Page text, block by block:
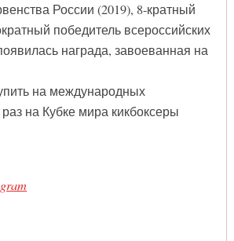
России (2019), 8-кратный
победитель всероссийских
награда, завоеванная на
на международных
на Кубке мира кикбоксеры